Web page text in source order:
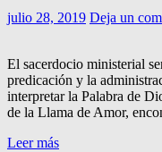
julio 28, 2019 Deja un
El sacerdocio ministerial
predicación y la
interpretar la Palabra de
de la Llama de Amor,
Leer más